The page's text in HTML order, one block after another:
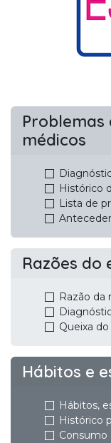
Problemas
médicos
Histórico
Lista de
Razões do
Razão da
Queixa
Hábitos e
Hábitos,
Histórico
Consumo